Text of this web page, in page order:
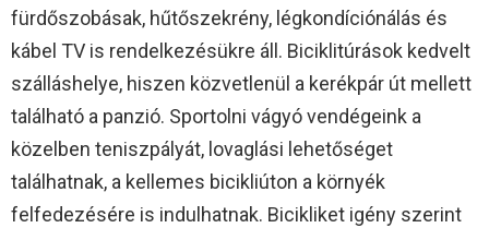
fürdőszobásak, hűtőszekrény, légkondíciónálás és
kábel TV is rendelkezésükre áll. Biciklitúrások kedvelt
szálláshelye, hiszen közvetlenül a kerékpár út mellett
található a panzió. Sportolni vágyó vendégeink a
közelben teniszpályát, lovaglási lehetőséget
találhatnak, a kellemes bicikliúton a környék
felfedezésére is indulhatnak. Bicikliket igény szerint